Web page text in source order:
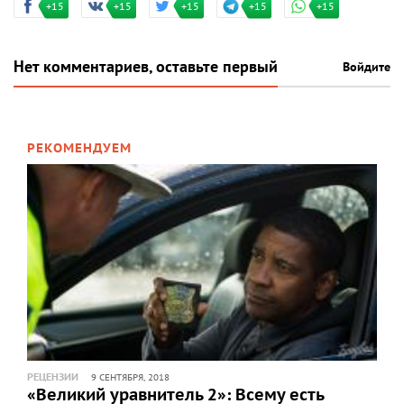
+15 +15 +15 +15 +15
Нет комментариев, оставьте первый Войдите
РЕКОМЕНДУЕМ
РЕЦЕНЗИИ 9 СЕНТЯБРЯ, 2018
«Великий уравнитель 2»: Всему есть